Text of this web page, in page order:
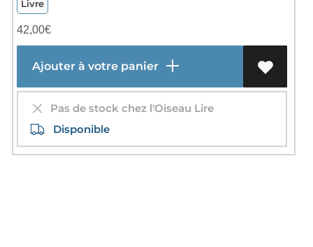
Livre
42,00€
Ajouter à votre panier
Pas de stock chez l'Oiseau Lire
Disponible